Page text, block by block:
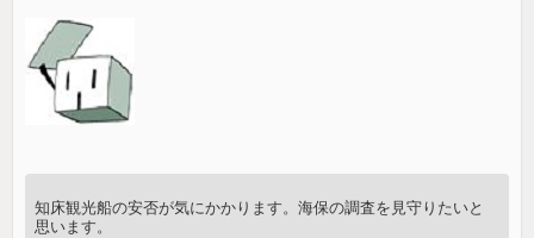
知床観光船の安否が気にかかります。海保の調査を見守りたいと
思います。